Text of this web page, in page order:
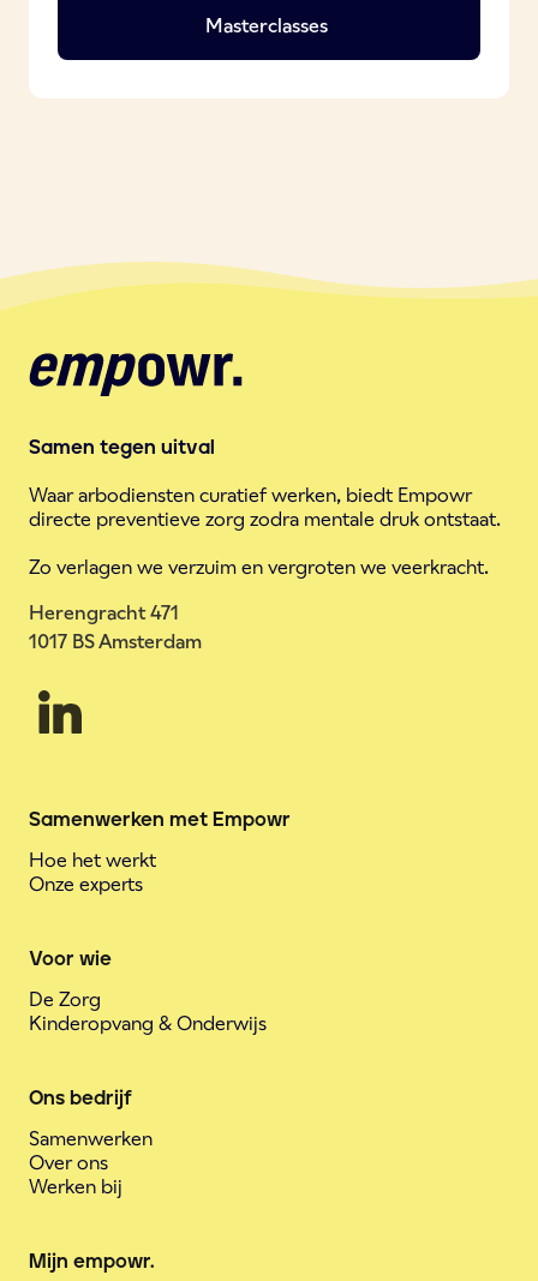
Masterclasses
Samen tegen uitval
Waar arbodiensten curatief werken, biedt Empowr
directe preventieve zorg zodra mentale druk ontstaat.
Zo verlagen we verzuim en vergroten we veerkracht.
Herengracht 471
1017 BS Amsterdam
Samenwerken met Empowr
Hoe het werkt
Onze experts
Voor wie
De Zorg
Kinderopvang & Onderwijs
Ons bedrijf
Samenwerken
Over ons
Werken bij
Mijn empowr.